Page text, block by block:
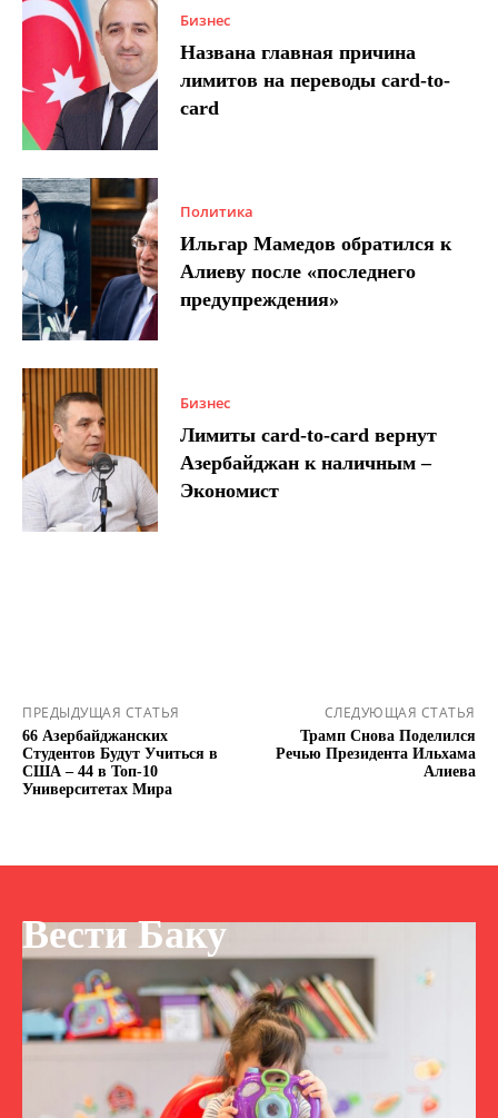
Бизнес
Названа главная причина
лимитов на переводы card-to-
card
Политика
Ильгар Мамедов обратился к
Алиеву после «последнего
предупреждения»
Бизнес
Лимиты card-to-card вернут
Азербайджан к наличным –
Экономист
ПРЕДЫДУЩАЯ СТАТЬЯ
66 Азербайджанских
Студентов Будут Учиться в
США – 44 в Топ-10
Университетах Мира
СЛЕДУЮЩАЯ СТАТЬЯ
Трамп Снова Поделился
Речью Президента Ильхама
Алиева
Вести Баку